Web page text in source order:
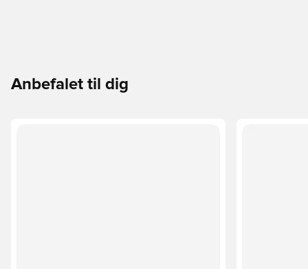
Anbefalet til dig